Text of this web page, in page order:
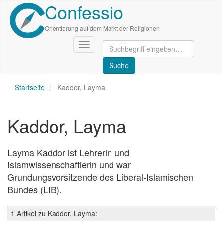
Direkt
zum
Inhalt
Confessio
Orientierung auf dem Markt der Religionen
Navigation
aktivieren/deaktivieren
Startseite Kaddor, Layma
Kaddor, Layma
Layma Kaddor ist Lehrerin und
Islamwissenschaftlerin und war
Grundungsvorsitzende des Liberal-Islamischen
Bundes (LIB).
1 Artikel zu Kaddor, Layma: